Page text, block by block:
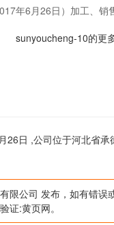
年6月26日）加工、销
sunyoucheng-10的更
26日 ,公司位于河北省
限公司 发布，如有错误
证:黄页网。